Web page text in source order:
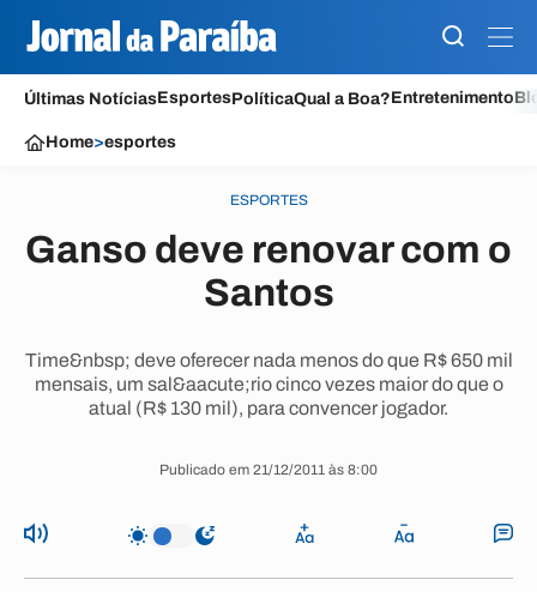
Últimas NotíciasEsportesPolíticaQual a Boa?Entretenimento
Home>esportes
ESPORTES
Ganso deve renovar com o
Santos
Time&nbsp; deve oferecer nada menos do que R$ 650 mil
mensais, um sal&aacute;rio cinco vezes maior do que o
atual (R$ 130 mil), para convencer jogador.
Publicado em 21/12/2011 às 8:00